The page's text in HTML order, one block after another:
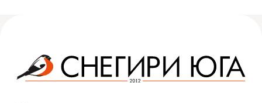
ООО «СнегириЮга», ИНН 2373014916